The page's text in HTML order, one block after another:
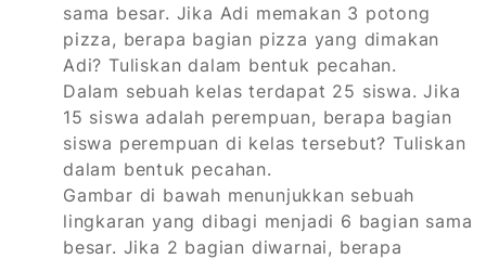
sama besar. Jika Adi memakan 3 potong
pizza, berapa bagian pizza yang dimakan
Adi? Tuliskan dalam bentuk pecahan.
Dalam sebuah kelas terdapat 25 siswa. Jika
15 siswa adalah perempuan, berapa bagian
siswa perempuan di kelas tersebut? Tuliskan
dalam bentuk pecahan.
Gambar di bawah menunjukkan sebuah
lingkaran yang dibagi menjadi 6 bagian sama
besar. Jika 2 bagian diwarnai, berapa